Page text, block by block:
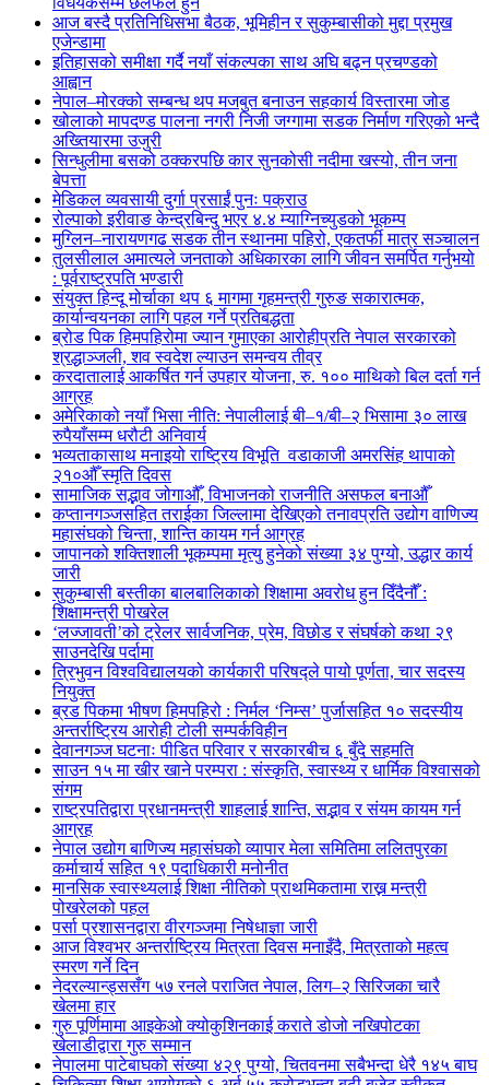
आज बस्दै प्रतिनिधिसभा बैठक, भूमिहीन र सुकुम्बासीको मुद्दा प्रमुख
एजेन्डामा
इतिहासको समीक्षा गर्दै नयाँ संकल्पका साथ अघि बढ्न प्रचण्डको
आह्वान
नेपाल–मोरक्को सम्बन्ध थप मजबुत बनाउन सहकार्य विस्तारमा जोड
खोलाको मापदण्ड पालना नगरी निजी जग्गामा सडक निर्माण गरिएको भन्दै
अख्तियारमा उजुरी
सिन्धुलीमा बसको ठक्करपछि कार सुनकोसी नदीमा खस्यो, तीन जना
बेपत्ता
मेडिकल व्यवसायी दुर्गा प्रसाईं पुनः पक्राउ
रोल्पाको इरीवाङ केन्द्रबिन्दु भएर ४.४ म्याग्निच्युडको भूकम्प
मुग्लिन–नारायणगढ सडक तीन स्थानमा पहिरो, एकतर्फी मात्र सञ्चालन
तुलसीलाल अमात्यले जनताको अधिकारका लागि जीवन समर्पित गर्नुभयो
: पूर्वराष्ट्रपति भण्डारी
संयुक्त हिन्दू मोर्चाका थप ६ मागमा गृहमन्त्री गुरुङ सकारात्मक,
कार्यान्वयनका लागि पहल गर्ने प्रतिबद्धता
ब्रोड पिक हिमपहिरोमा ज्यान गुमाएका आरोहीप्रति नेपाल सरकारको
श्रद्धाञ्जली, शव स्वदेश ल्याउन समन्वय तीव्र
करदातालाई आकर्षित गर्न उपहार योजना, रु. १०० माथिको बिल दर्ता गर्न
आग्रह
अमेरिकाको नयाँ भिसा नीति: नेपालीलाई बी–१/बी–२ भिसामा ३० लाख
रुपैयाँसम्म धरौटी अनिवार्य
भव्यताकासाथ मनाइयो राष्ट्रिय विभूति वडाकाजी अमरसिंह थापाको
२१०औँ स्मृति दिवस
सामाजिक सद्भाव जोगाऔँ, विभाजनको राजनीति असफल बनाऔँ
कप्तानगञ्जसहित तराईका जिल्लामा देखिएको तनावप्रति उद्योग वाणिज्य
महासंघको चिन्ता, शान्ति कायम गर्न आग्रह
जापानको शक्तिशाली भूकम्पमा मृत्यु हुनेको संख्या ३४ पुग्यो, उद्धार कार्य
जारी
सुकुम्बासी बस्तीका बालबालिकाको शिक्षामा अवरोध हुन दिँदैनौँ :
शिक्षामन्त्री पोखरेल
‘लज्जावती’को ट्रेलर सार्वजनिक, प्रेम, विछोड र संघर्षको कथा २९
साउनदेखि पर्दामा
त्रिभुवन विश्वविद्यालयको कार्यकारी परिषद्ले पायो पूर्णता, चार सदस्य
नियुक्त
ब्रड पिकमा भीषण हिमपहिरो : निर्मल ‘निम्स’ पुर्जासहित १० सदस्यीय
अन्तर्राष्ट्रिय आरोही टोली सम्पर्कविहीन
देवानगञ्ज घटनाः पीडित परिवार र सरकारबीच ६ बुँदे सहमति
साउन १५ मा खीर खाने परम्परा : संस्कृति, स्वास्थ्य र धार्मिक विश्वासको
संगम
राष्ट्रपतिद्वारा प्रधानमन्त्री शाहलाई शान्ति, सद्भाव र संयम कायम गर्न
आग्रह
नेपाल उद्योग बाणिज्य महासंघको व्यापार मेला समितिमा ललितपुरका
कर्माचार्य सहित १९ पदाधिकारी मनोनीत
मानसिक स्वास्थ्यलाई शिक्षा नीतिको प्राथमिकतामा राख्न मन्त्री
पोखरेलको पहल
पर्सा प्रशासनद्वारा वीरगञ्जमा निषेधाज्ञा जारी
आज विश्वभर अन्तर्राष्ट्रिय मित्रता दिवस मनाइँदै, मित्रताको महत्व
स्मरण गर्ने दिन
नेदरल्यान्ड्ससँग ५७ रनले पराजित नेपाल, लिग–२ सिरिजका चारै
खेलमा हार
गुरु पूर्णिमामा आइकेओ क्योकुशिनकाई कराते डोजो नखिपोटका
खेलाडीद्वारा गुरु सम्मान
नेपालमा पाटेबाघको संख्या ४२९ पुग्यो, चितवनमा सबैभन्दा धेरै १४५ बाघ